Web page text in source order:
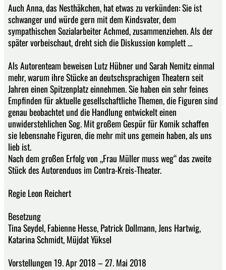
Auch Anna, das Nesthäkchen, hat etwas zu verkünden: Sie ist
schwanger und würde gern mit dem Kindsvater, dem
sympathischen Sozialarbeiter Achmed, zusammenziehen. Als der
später vorbeischaut, dreht sich die Diskussion komplett …
Als Autorenteam beweisen Lutz Hübner und Sarah Nemitz einmal
mehr, warum ihre Stücke an deutschsprachigen Theatern seit
Jahren einen Spitzenplatz einnehmen. Sie haben ein sehr feines
Empfinden für aktuelle gesellschaftliche Themen, die Figuren sind
genau beobachtet und die Handlung entwickelt einen
unwiderstehlichen Sog. Mit großem Gespür für Komik schaffen
sie lebensnahe Figuren, die mehr mit uns gemein haben, als uns
lieb ist.
Nach dem großen Erfolg von „Frau Müller muss weg“ das zweite
Stück des Autorenduos im Contra-Kreis-Theater.
Regie Leon Reichert
Besetzung
Tina Seydel, Fabienne Hesse, Patrick Dollmann, Jens Hartwig,
Katarina Schmidt, Müjdat Yüksel
Vorstellungen 19. Apr 2018 – 27. Mai 2018